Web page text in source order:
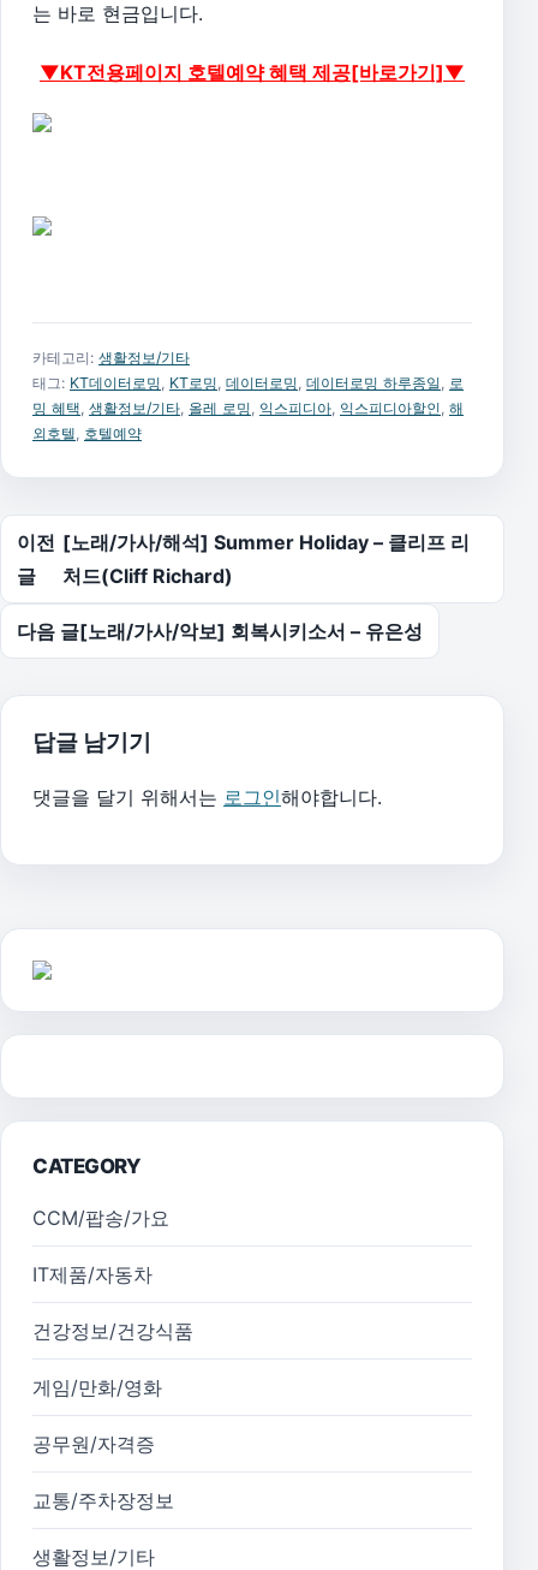
는 바로 현금입니다.
▼KT전용페이지 호텔예약 혜택 제공[바로가기]▼
카테고리: 생활정보/기타
태그: KT데이터로밍 KT로밍 데이터로밍 데이터로밍 하루종일
로
밍 혜택 생활정보/기타 올레 로밍 익스피디아 익스피디아할인 해
외호텔 호텔예약
글 탐색
이전
글
[노래/가사/해석] Summer Holiday – 클리프 리
처드(Cliff Richard)
다음 글[노래/가사/악보] 회복시키소서 – 유은성
답글 남기기
댓글을 달기 위해서는 로그인해야합니다.
CATEGORY
CCM/팝송/가요
IT제품/자동차
건강정보/건강식품
게임/만화/영화
공무원/자격증
교통/주차장정보
생활정보/기타